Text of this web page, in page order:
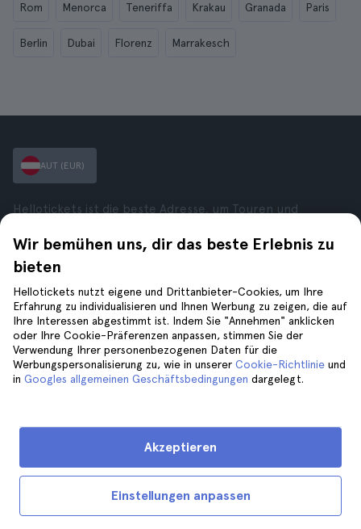
Rom Menorca Teneriffa Krakau Granada Paris
Berlin Dubai Florenz Marrakesch
Wir bemühen uns, dir das beste Erlebnis zu
bieten
Hellotickets nutzt eigene und Drittanbieter-Cookies, um Ihre
Erfahrung zu individualisieren und Ihnen Werbung zu zeigen, die auf
Ihre Interessen abgestimmt ist. Indem Sie "Annehmen" anklicken
oder Ihre Cookie-Präferenzen anpassen, stimmen Sie der
Verwendung Ihrer personenbezogenen Daten für die
Werbungspersonalisierung zu, wie in unserer Cookie-Richtlinie und
in Googles allgemeinen Geschäftsbedingungen dargelegt.
Einstellungen anpassen
Akzeptieren
AUT (EUR)
Hellotickets ist die beste Adresse, um Touren und
© Hello Ticket, SL.
Unternehmen
Über uns
Karrieren
Partner
Bewertungen
Geschäftsbedingungen
Cookies
Städte
New York
Rom
Paris
London
Teneriffa
Hilfe Folge uns auf